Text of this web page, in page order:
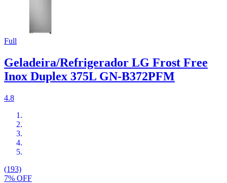
Full
Geladeira/Refrigerador LG Frost Free
Inox Duplex 375L GN-B372PFM
4.8
(193)
7% OFF